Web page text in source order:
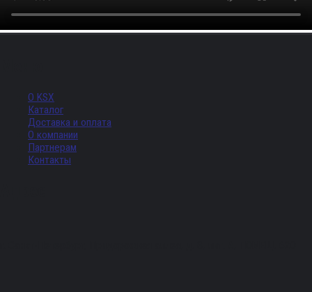
О KSX
Каталог
Доставка и оплата
О компании
Партнерам
Контакты